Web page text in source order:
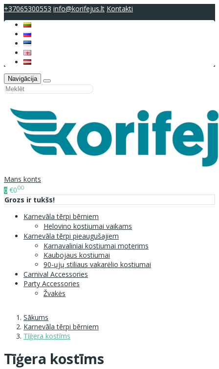
+37065300553 info@korifejus.lt Kontakti
Navigācija
Mans konts
0 €000
Grozs ir tukšs!
Karnevāla tērpi bērniem
Helovino kostiumai vaikams
Karnevāla tērpi pieaugušajiem
Karnavaliniai kostiumai moterims
Kaubojaus kostiumai
90-ųjų stiliaus vakarėlio kostiumai
Carnival Accessories
Party Accessories
Žvakės
Sākums
Karnevāla tērpi bērniem
Tīģera kostīms
Tīģera kostīms